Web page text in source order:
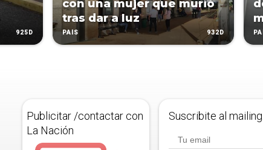
925D
con una mujer que murió
tras dar a luz
PAÍS 932D
Publicitar /contactar con
La Nación
Suscribite al mailing.